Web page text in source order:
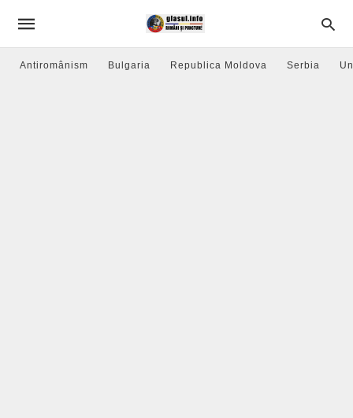
Antiromânism Bulgaria Republica Moldova Serbia